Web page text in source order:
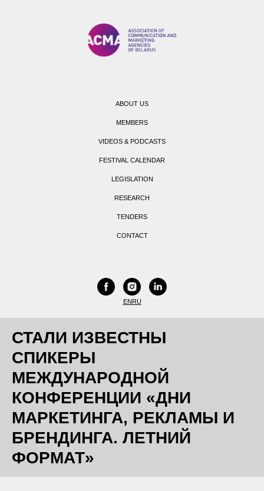
ABOUT US
MEMBERS
VIDEOS & PODCASTS
FESTIVAL CALENDAR
LEGISLATION
RESEARCH
TENDERS
CONTACT
ENRU
СТАЛИ ИЗВЕСТНЫ
СПИКЕРЫ
МЕЖДУНАРОДНОЙ
КОНФЕРЕНЦИИ «ДНИ
МАРКЕТИНГА, РЕКЛАМЫ И
БРЕНДИНГА. ЛЕТНИЙ
ФОРМАТ»